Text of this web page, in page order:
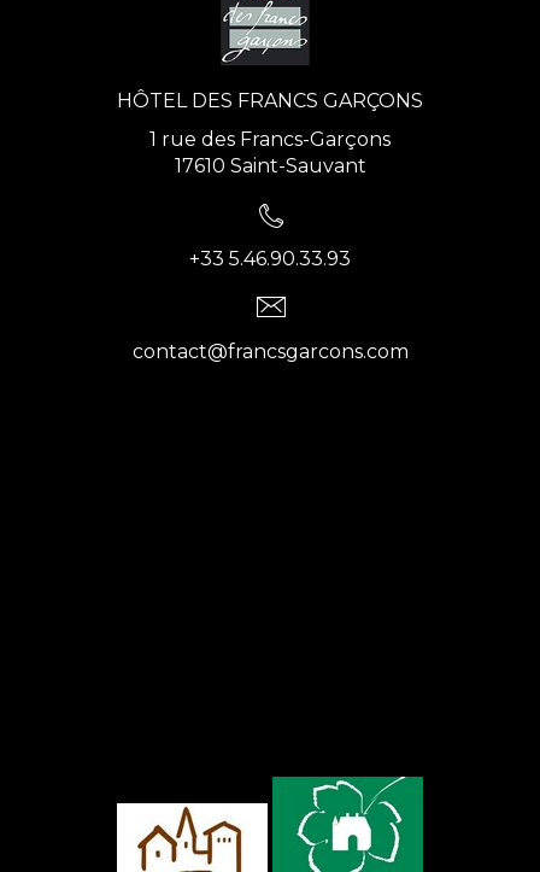
HÔTEL DES FRANCS GARÇONS
1 rue des Francs-Garçons
17610 Saint-Sauvant
+33 5.46.90.33.93
contact@francsgarcons.com